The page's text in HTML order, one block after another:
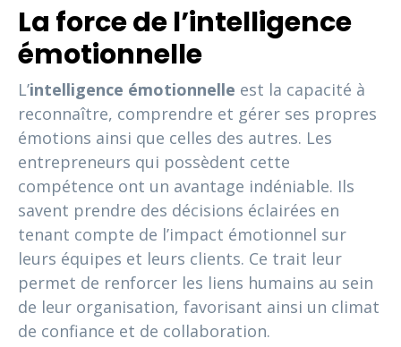
La force de l’intelligence
émotionnelle
L’intelligence émotionnelle est la capacité à
reconnaître, comprendre et gérer ses propres
émotions ainsi que celles des autres. Les
entrepreneurs qui possèdent cette
compétence ont un avantage indéniable. Ils
savent prendre des décisions éclairées en
tenant compte de l’impact émotionnel sur
leurs équipes et leurs clients. Ce trait leur
permet de renforcer les liens humains au sein
de leur organisation, favorisant ainsi un climat
de confiance et de collaboration.